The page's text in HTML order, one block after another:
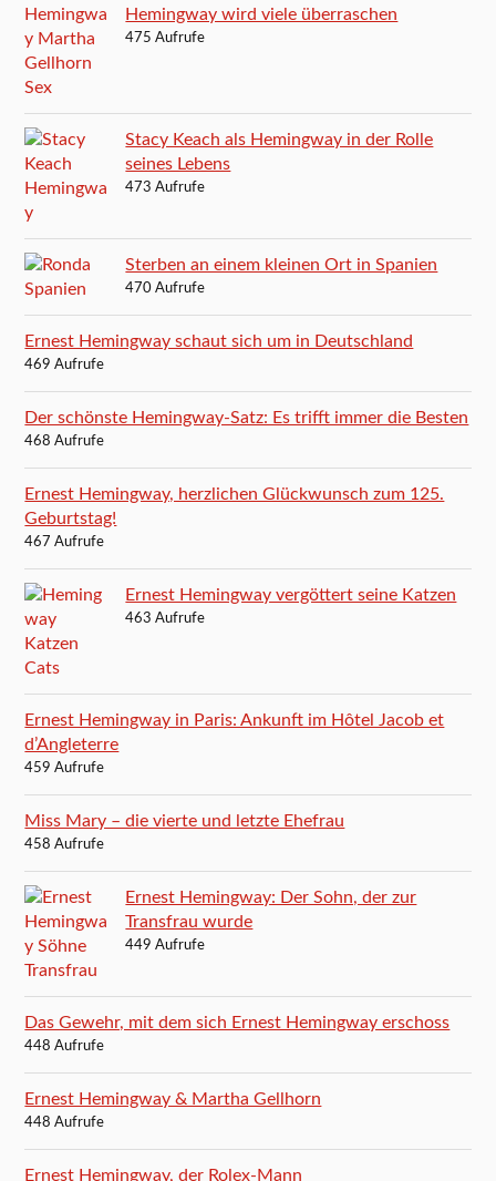
Hemingway wird viele überraschen
475 Aufrufe
Stacy Keach als Hemingway in der Rolle
seines Lebens
473 Aufrufe
Sterben an einem kleinen Ort in Spanien
470 Aufrufe
Ernest Hemingway schaut sich um in Deutschland
469 Aufrufe
Der schönste Hemingway-Satz: Es trifft immer die Besten
468 Aufrufe
Ernest Hemingway, herzlichen Glückwunsch zum 125.
Geburtstag!
467 Aufrufe
Ernest Hemingway vergöttert seine Katzen
463 Aufrufe
Ernest Hemingway in Paris: Ankunft im Hôtel Jacob et
d’Angleterre
459 Aufrufe
Miss Mary – die vierte und letzte Ehefrau
458 Aufrufe
Ernest Hemingway: Der Sohn, der zur
Transfrau wurde
449 Aufrufe
Das Gewehr, mit dem sich Ernest Hemingway erschoss
448 Aufrufe
Ernest Hemingway & Martha Gellhorn
448 Aufrufe
Ernest Hemingway, der Rolex-Mann